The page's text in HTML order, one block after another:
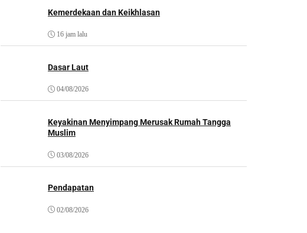
Kemerdekaan dan Keikhlasan
16 jam lalu
Dasar Laut
04/08/2026
Keyakinan Menyimpang Merusak Rumah Tangga
Muslim
03/08/2026
Pendapatan
02/08/2026